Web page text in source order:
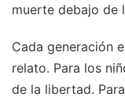
muerte debajo de
Cada generación
relato. Para los
de la libertad.